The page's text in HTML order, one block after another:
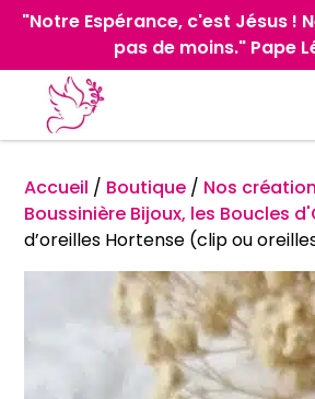
"Notre Espérance, c'est Jésus !
pas de moins." Pape
Accueil / Boutique / Nos
Boussinière Bijoux, les Boucles
d’oreilles Hortense (clip ou